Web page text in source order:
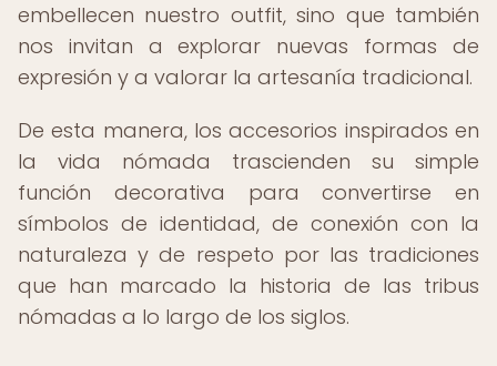
embellecen nuestro outfit, sino que también
nos invitan a explorar nuevas formas de
expresión y a valorar la artesanía tradicional.
De esta manera, los accesorios inspirados en
la vida nómada trascienden su simple
función decorativa para convertirse en
símbolos de identidad, de conexión con la
naturaleza y de respeto por las tradiciones
que han marcado la historia de las tribus
nómadas a lo largo de los siglos.